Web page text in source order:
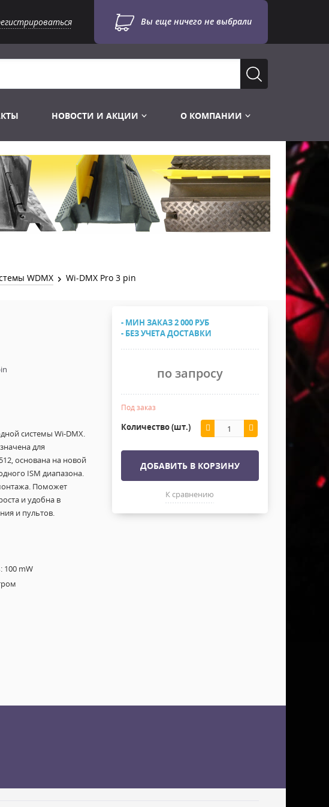
Вы еще ничего не выбрали
Декор
6-120 V
110-240 V
Лампы UV TUV HNS
Лампы видеопроекторные
Пускорегулирующая аппаратура
Инструменты
Готовые комплекты
Конструктор МИКРОСЦЕНА
Лебёдки и Аксессуары
Фермы Штативы Стойки
Хомуты Кронштейны Страховка
Защитные чехлы и Кейсы
6и канальные модули
Напольные покрытия
Лежачий полицейский ИДН
НОВОСТИ И АКЦИИ О КОМПАНИИ
WDMX Wi-DMX Pro 3 pin
системы Wi-DMX.
для
основана на новой
ISM диапазона.
Поможет
и удобна в
и пультов.
100 mW
- МИН ЗАКАЗ 2 000 РУБ
- БЕЗ УЧЕТА ДОСТАВКИ
по запросу
Под заказ
Количество (шт.)
ДОБАВИТЬ В КОРЗИНУ
К сравнению